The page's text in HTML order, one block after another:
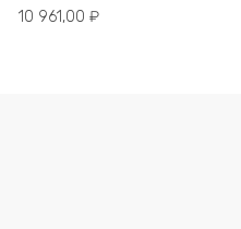
10 961,00 ₽